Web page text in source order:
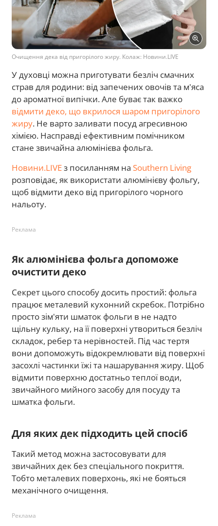
Очищення дека від пригорілого жиру. Колаж: Новини.LIVE
У духовці можна приготувати безліч смачних
страв для родини: від запечених овочів та м'яса
до ароматної випічки. Але буває так важко
відмити деко, що вкрилося шаром пригорілого
жиру. Не варто заливати посуд агресивною
хімією. Насправді ефективним помічником
стане звичайна алюмінієва фольга.
Новини.LIVEз посиланням на Southern Living
розповідає, як використати алюмінієву фольгу,
щоб відмити деко від пригорілого чорного
нальоту.
Реклама
Як алюмінієва фольга допоможе
очистити деко
Секрет цього способу досить простий: фольга
працює металевий кухонний скребок. Потрібно
просто зім'яти шматок фольги в не надто
щільну кульку, на її поверхні утвориться безліч
складок, ребер та нерівностей. Під час тертя
вони допоможуть відокремлювати від поверхні
засохлі частинки їжі та нашарування жиру. Щоб
відмити поверхню достатньо теплої води,
звичайного мийного засобу для посуду та
шматка фольги.
Для яких дек підходить цей спосіб
Такий метод можна застосовувати для
звичайних дек без спеціального покриття.
Тобто металевих поверхонь, які не бояться
механічного очищення.
Реклама